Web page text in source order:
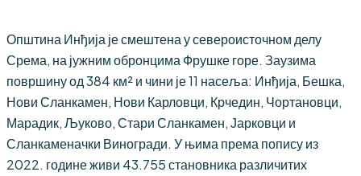
Општина Инђија је смештена у североисточном делу
Срема, на јужним обронцима Фрушке горе. Заузима
површину од 384 км² и чини је 11 насеља: Инђија, Бешка,
Нови Сланкамен, Нови Карловци, Крчедин, Чортановци,
Марадик, Љуково, Стари Сланкамен, Јарковци и
Сланкаменачки Виногради. У њима према попису из
2022. године живи 43.755 становника различитих